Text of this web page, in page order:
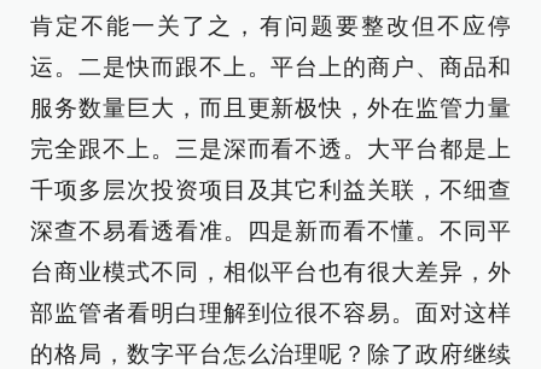
肯定不能一关了之，有问题要整改但不应停
运。二是快而跟不上。平台上的商户、商品和
服务数量巨大，而且更新极快，外在监管力量
完全跟不上。三是深而看不透。大平台都是上
千项多层次投资项目及其它利益关联，不细查
深查不易看透看准。四是新而看不懂。不同平
台商业模式不同，相似平台也有很大差异，外
部监管者看明白理解到位很不容易。面对这样
的格局，数字平台怎么治理呢？除了政府继续